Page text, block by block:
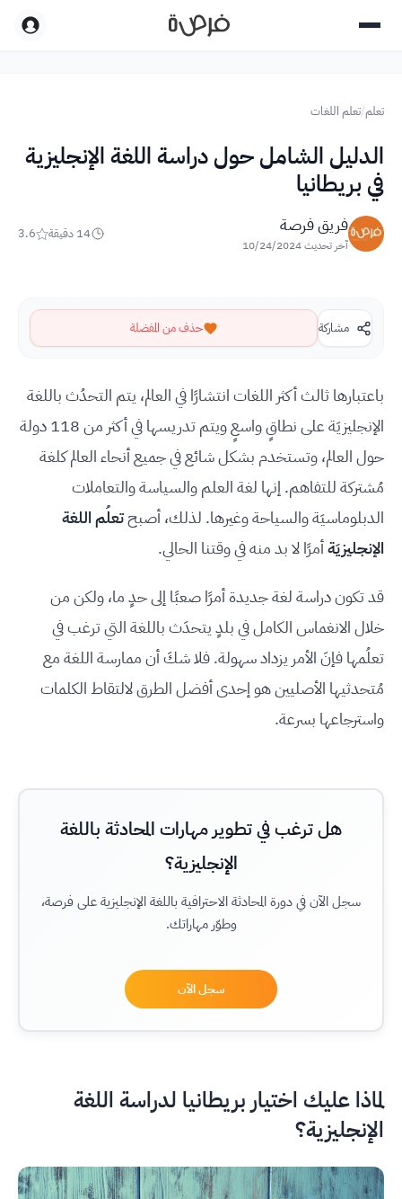
تعلم/تعلم اللغات
الدليل الشامل حول دراسة اللغة الإنجليزية
في بريطانيا
فريق فرصة
آخر تحديث10/24/2024
14 دقيقة 3.6
مشاركة حذف من المفضلة
باعتبارها ثالث أكثر اللغات انتشارًا في العالم، يتم التحدُث باللغة
الإنجليزيَة على نطاقٍ واسعٍ ويتم تدريسها في أكثر من 118 دولة
حول العالم، وتستخدم بشكل شائع في جميع أنحاء العالم كلغة
مُشتركة للتفاهم. إنها لغة العلم والسياسة والتعاملات
الدبلوماسيَة والسياحة وغيرها. لذلك، أصبحتعلُم اللغة
الإنجليزيَةأمرًا لا بد منه في وقتنا الحالي.
قد تكون دراسة لغة جديدة أمرًا صعبًا إلى حدٍ ما، ولكن من
خلال الانغماس الكامل في بلدٍ يتحدَث باللغة التي ترغب في
تعلُمها فإنَ الأمر يزداد سهولة. فلا شكَ أن ممارسة اللغة مع
مُتحدثيها الأصليين هو إحدى أفضل الطرق لالتقاط الكلمات
واسترجاعها بسرعة.
هل ترغب في تطوير مهارات المحادثة باللغة
الإنجليزية؟
سجل الآن في دورة المحادثة الاحترافية باللغة الإنجليزية على فرصة،
وطوّر مهاراتك.
سجل الآن
لماذا عليك اختيار بريطانيا لدراسة اللغة
الإنجليزية؟